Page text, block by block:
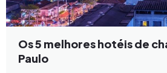
Os 5 melhores hotéis de
Paulo